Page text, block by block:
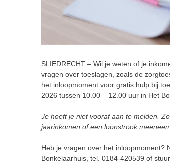
SLIEDRECHT – Wil je weten of je
vragen over toeslagen, zoals de
het inloopmoment voor gratis hulp bij
2026 tussen 10.00 – 12.00 uur in Het
Je hoeft je niet vooraf aan te melden.
jaarinkomen of een loonstrook
Heb je vragen over het inloopmoment?
Bonkelaarhuis, tel. 0184-420539 of